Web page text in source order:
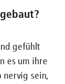
gefühlt
es um ihre
nervig sein,